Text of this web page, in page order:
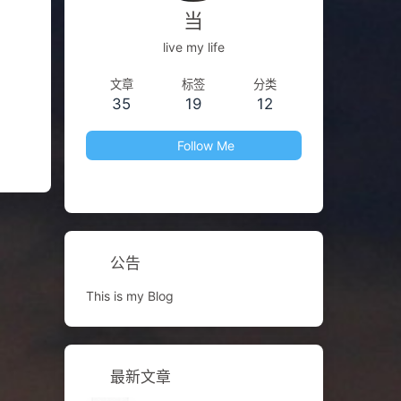
当
live my life
文章
35
标签
19
分类
12
Follow Me
公告
This is my Blog
最新文章